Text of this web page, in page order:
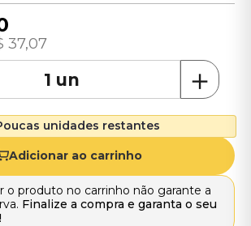
37,07
＋
unidades restantes
Adicionar ao carrinho
o produto no carrinho não garante a
Finalize a compra e garanta o seu